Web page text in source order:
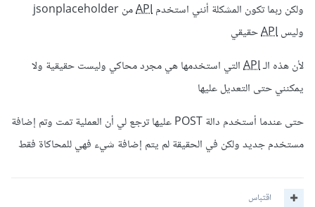
ولكن ربما تكون المشكلة أنني استخدمAPI
من jsonplaceholder
وليسAPIحقيقي
لأن هذه الـAPIالتي استخدمها هي مجرد محاكي وليست حقيقية ولا
يمكنني حتى التعديل عليها
حتى عندما أستخدم دالة POST عليها ترجع لي أن العملية تمت وتم إضافة
مستخدم جديد ولكن في الحقيقة لم يتم إضافة شيء فهي للمحاكاة فقط
اقتباس